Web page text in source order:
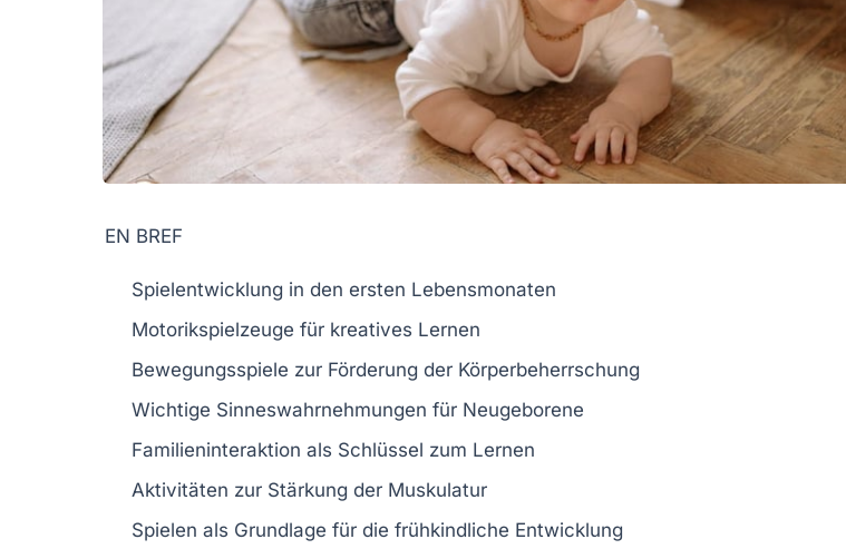
EN BREF
Spielentwicklung in den ersten Lebensmonaten
Motorikspielzeuge für kreatives Lernen
Bewegungsspiele zur Förderung der Körperbeherrschung
Wichtige Sinneswahrnehmungen für Neugeborene
Familieninteraktion als Schlüssel zum Lernen
Aktivitäten zur Stärkung der Muskulatur
Spielen als Grundlage für die frühkindliche Entwicklung